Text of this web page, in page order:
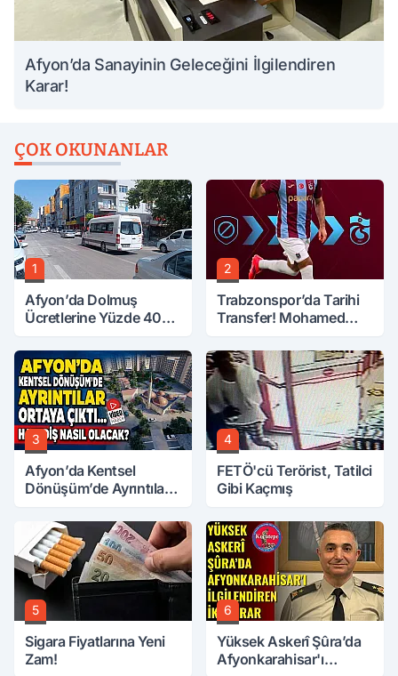
Afyon’da Sanayinin Geleceğini İlgilendiren
Karar!
ÇOK OKUNANLAR
1
Afyon’da Dolmuş
Ücretlerine Yüzde 40
2
Trabzonspor’da Tarihi
Transfer! Mohamed
3
Afyon’da Kentsel
Dönüşüm’de Ayrıntılar
Nasıl Olacak?
4
FETÖ'cü Terörist, Tatilci
Gibi Kaçmış
5
Sigara Fiyatlarına Yeni
Zam!
6
Yüksek Askerî Şûra’da
Afyonkarahisar'ı